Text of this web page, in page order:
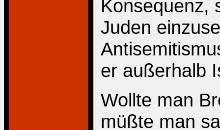
Konsequenz,
Juden
er außerhalb
Wollte man
müßte man